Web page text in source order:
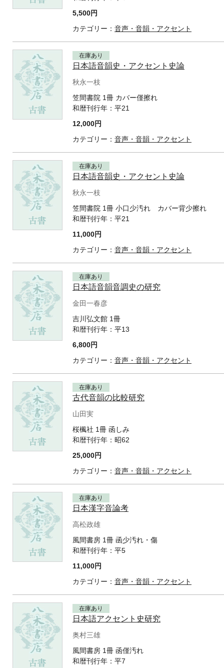
5,500円
カテゴリー： 音声・音韻・アクセント
在庫あり
日本語音韻史・アクセント史論
秋永一枝
笠間書院 1冊 カバー僅擦れ
和暦刊行年： 平21
12,000円
カテゴリー： 音声・音韻・アクセント
在庫あり
日本語音韻史・アクセント史論
秋永一枝
笠間書院 1冊 小口少汚れ カバー背少擦れ
和暦刊行年： 平21
11,000円
カテゴリー： 音声・音韻・アクセント
在庫あり
日本語音韻音調史の研究
金田一春彦
吉川弘文館 1冊
和暦刊行年： 平13
6,800円
カテゴリー： 音声・音韻・アクセント
在庫あり
古代音韻の比較研究
山田実
桜楓社 1冊 函しみ
和暦刊行年： 昭62
25,000円
カテゴリー： 音声・音韻・アクセント
在庫あり
日本漢字音論考
高松政雄
風間書房 1冊 函少汚れ・傷
和暦刊行年： 平5
11,000円
カテゴリー： 音声・音韻・アクセント
在庫あり
日本語アクセント史研究
奥村三雄
風間書房 1冊 函僅汚れ
和暦刊行年： 平7